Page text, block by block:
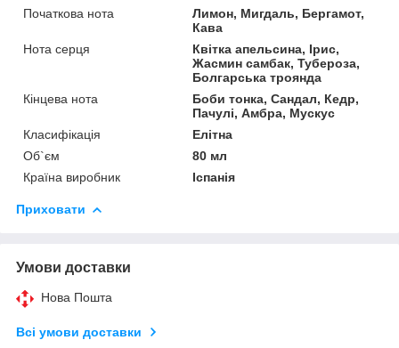
Початкова нота
Лимон, Мигдаль, Бергамот,
Кава
Нота серця
Квітка апельсина, Ірис,
Жасмин самбак, Тубероза,
Болгарська троянда
Кінцева нота
Боби тонка, Сандал, Кедр,
Пачулі, Амбра, Мускус
Класифікація
Елітна
Об`єм
80 мл
Країна виробник
Іспанія
Приховати
Умови доставки
Нова Пошта
Всі умови доставки